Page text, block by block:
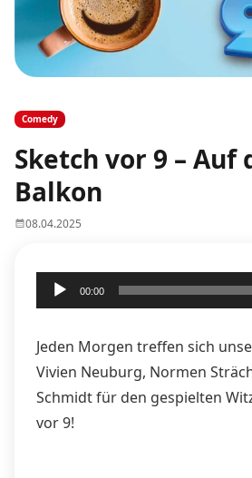
Comedy
Sketch vor 9 – Auf
Balkon
08.04.2025
Audio-
Player
00:00
Jeden Morgen treffen sich
Vivien Neuburg, Normen
Schmidt für den gespielten
vor 9!